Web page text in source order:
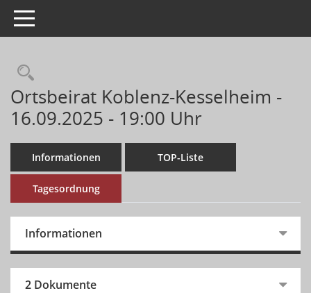
Toggle navigation
Ortsbeirat Koblenz-Kesselheim -
16.09.2025 - 19:00 Uhr
Informationen TOP-Liste
Tagesordnung
Informationen
2 Dokumente